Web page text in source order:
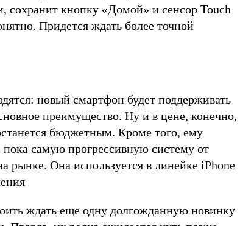
сохранит кнопку «Домой» и сенсор Touch
Придется ждать более точной
новый смартфон будет поддерживать
преимущество. Ну и в цене, конечно,
бюджетным. Кроме того, ему
самую прогрессивную систему от
рынке. Она используется в линейке iPhone
ждать еще одну долгожданную новинку